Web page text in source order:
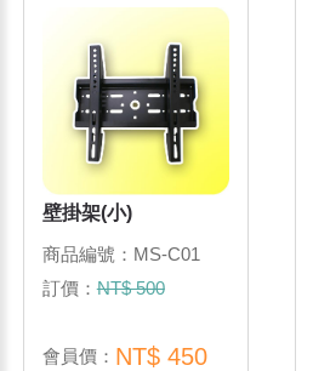
壁掛架(小)
商品編號：MS-C01
訂價：NT$ 500
會員價： NT$ 450